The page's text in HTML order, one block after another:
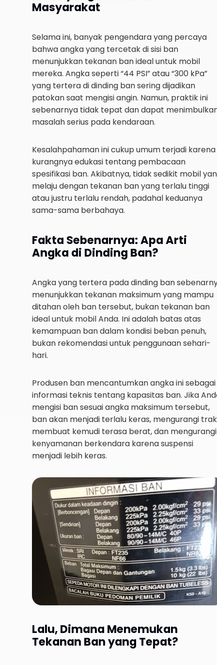
Masyarakat
Selama ini, banyak pengendara yang percaya
bahwa angka yang tercetak di sisi ban
menunjukkan tekanan ban ideal untuk mobil
mereka. Angka seperti “44 PSI” atau “300 kPa”
yang tertera di dinding ban sering dijadikan
patokan saat mengisi angin. Namun, praktik ini
sebenarnya tidak tepat dan dapat
masalah serius pada kendaraan.
Kesalahpahaman ini cukup umum terjadi karena
kurangnya edukasi tentang pembacaan
spesifikasi ban. Akibatnya, tidak sedikit mobil
melaju dengan tekanan ban yang terlalu tinggi
atau justru terlalu rendah, padahal keduanya
sama-sama berbahaya.
Fakta Sebenarnya: Apa Arti
Angka di Dinding Ban?
Angka yang tertera pada dinding ban
menunjukkan tekanan maksimum yang mampu
ditahan oleh ban tersebut, bukan tekanan ban
ideal untuk mobil Anda. Ini adalah batas atas
kemampuan ban dalam kondisi beban penuh,
bukan rekomendasi untuk penggunaan sehari-
hari.
Produsen ban mencantumkan angka ini sebagai
informasi teknis tentang kapasitas ban. Jika
mengisi ban sesuai angka maksimum tersebut,
ban akan menjadi terlalu keras, mengurangi
membuat kemudi terasa berat, dan mengurangi
kenyamanan berkendara karena suspensi
menjadi lebih keras.
Lalu, Dimana Menemukan
Tekanan Ban yang Tepat?